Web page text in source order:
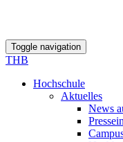
Toggle navigation
THB
Hochschule
Aktuelles
News